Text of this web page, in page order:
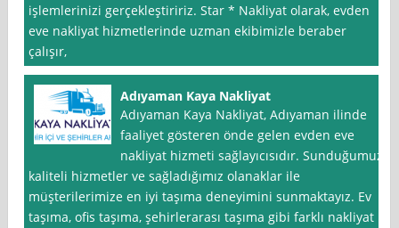
işlemlerinizi gerçekleştiririz. Star * Nakliyat olarak, evden
eve nakliyat hizmetlerinde uzman ekibimizle beraber
çalışır,
Adıyaman Kaya Nakliyat
Adıyaman Kaya Nakliyat, Adıyaman ilinde
faaliyet gösteren önde gelen evden eve
nakliyat hizmeti sağlayıcısıdır. Sunduğumuz
kaliteli hizmetler ve sağladığımız olanaklar ile
müşterilerimize en iyi taşıma deneyimini sunmaktayız. Ev
taşıma, ofis taşıma, şehirlerarası taşıma gibi farklı nakliyat